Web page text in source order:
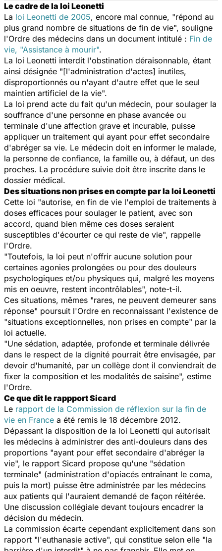
Le cadre de la loi Leonetti
La loi Leonetti de 2005, encore mal connue, "répond au
plus grand nombre de situations de fin de vie", souligne
l'Ordre des médecins dans un document intitulé : Fin de
vie, "Assistance à mourir".
La loi Leonetti interdit l'obstination déraisonnable, étant
ainsi désignée "[l'administration d'actes] inutiles,
disproportionnés ou n'ayant d'autre effet que le seul
maintien artificiel de la vie".
La loi prend acte du fait qu'un médecin, pour soulager la
souffrance d'une personne en phase avancée ou
terminale d'une affection grave et incurable, puisse
appliquer un traitement qui ayant pour effet secondaire
d'abréger sa vie. Le médecin doit en informer le malade,
la personne de confiance, la famille ou, à défaut, un des
proches. La procédure suivie doit être inscrite dans le
dossier médical.
Des situations non prises en compte par la loi Leonetti
Cette loi "autorise, en fin de vie l'emploi de traitements à
doses efficaces pour soulager le patient, avec son
accord, quand bien même ces doses seraient
susceptibles d'écourter ce qui reste de vie", rappelle
l'Ordre.
"Toutefois, la loi peut n'offrir aucune solution pour
certaines agonies prolongées ou pour des douleurs
psychologiques et/ou physiques qui, malgré les moyens
mis en oeuvre, restent incontrôlables", note-t-il.
Ces situations, mêmes "rares, ne peuvent demeurer sans
réponse" poursuit l'Ordre en reconnaissant l'existence de
"situations exceptionnelles, non prises en compte" par la
loi actuelle.
"Une sédation, adaptée, profonde et terminale délivrée
dans le respect de la dignité pourrait être envisagée, par
devoir d'humanité, par un collège dont il conviendrait de
fixer la composition et les modalités de saisine", estime
l'Ordre.
Ce que dit le rappport Sicard
Le rapport de la Commission de réflexion sur la fin de
vie en France a été remis le 18 décembre 2012.
Dépassant la disposition de la loi Leonetti qui autorisait
les médecins à administrer des anti-douleurs dans des
proportions "ayant pour effet secondaire d'abréger la
vie", le rapport Sicard propose qu'une "sédation
terminale" (administration d'opiacés entraînant le coma,
puis la mort) puisse être administrée par les médecins
aux patients qui l'auraient demandé de façon réitérée.
Une discussion collégiale devant toujours encadrer la
décision du médecin.
La commission écarte cependant explicitement dans son
rapport "l'euthanasie active", qui constitue selon elle "la